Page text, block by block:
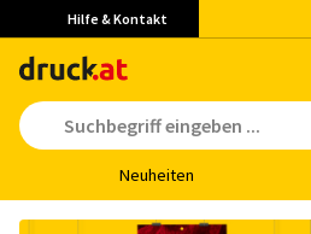
Hilfe & Kontakt
Neu­hei­ten